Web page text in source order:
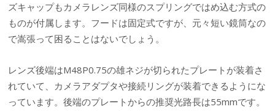
ズキャップもカメラレンズ同様のスプリングではめ込む方式の
ものが付属します。フードは固定式ですが、元々短い鏡筒なの
で嵩張って困ることはないでしょう。
レンズ後端はM48P0.75の雄ネジが切られたプレートが装着さ
れていて、カメラアダプタや接続リングが装着できるようにな
っています。後端のプレートからの推奨光路長は55mmです。